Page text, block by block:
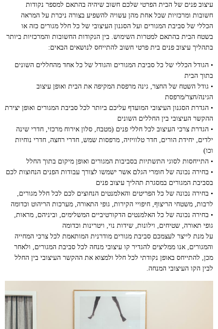
עיצוב פנים של הבית הפרטי שלכם חשוב שיהיה בהתאם למספר נקודות
חשובות ומרכזיות שכל אחת מהן עשויה להשפיע בצורה ניכרת על המראה
הכללי של סביבת המגורים ועל הסגנון העיצובי של כל חלל מגורים כזה או
בשטח הבית בהתאם למטרות השימוש. בין הנקודות החשובות והמרכזיות ביותר
בתהליך עיצוב פנים בית פרטי חשוב להתייחס לנושאים הבאים:
• הגודל הכללי של כל סביבת המגורים והגודל של כל אחד מהחללים השונים
בתוך הבית
• גודל השטח של החצר, גינה מרפסת המקיפה את הבית ואופן עיצוב
הגינה/חצר/מרפסת
• הגדרת הסגנון העיצובי המועדף עליכם ביותר לכל סביבת המגורים ואופן יצירת
ההקשר העיצובי בין החללים השונים
• הגדרת צרכי העיצוב לכל חללי פנים (מטבח, סלון אירוח מרכזי, חדרי שינה
ילדים, יחידת הורים, חדר טלוויזיה, מרפסות שמש, חדרי רחצה, חדרי נוחיות
וכו)
• התייחסות לסוגי התשתיות בסביבות המגורים ואופן מיקום בתוך החלל
• בחירה נכונה של חומרי הגלם אשר ישמשו לצורך עבודות הפנים הנחוצות לכם
בסביבת המגורים במסגרת תהליך עיצוב פנים
• בחירה נכונה של כל הפריטים והאלמנטים הנחוצים לכם לכל חלל מגורים,
לרבות, משטחי הריצוף, חיפויי הקירות, גופי התאורה, מערכות הריהוט וכדומה
• בחירה נכונה של כל האלמנטים הדקורטיביים המשלימים, וביניהם, מראות,
גופי תאורה, שטיחים, וילונות, שידות נוי, ויטרינות וכדומה
על מנת לייצר לעצמכם סביבת מגורים מודרנית המותאמת לכל צרכי המחייה
והמגורים, אנו ממליצים להגדיר קו עיצובי מנחה לכל סביבת המגורים, ולאחר
מכן, להתייחס באופן נקודתי לכל חלל ולמצוא את ההקשר העיצובי בין החלל
לבין הקו העיצובי המנחה.